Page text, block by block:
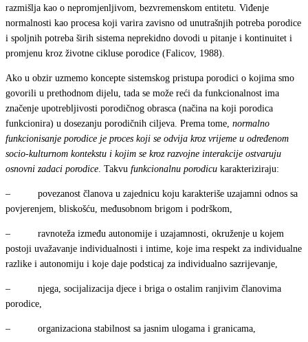
razmišlja kao o nepromjenljivom, bezvremenskom entitetu. Viđenje
normalnosti kao procesa koji varira zavisno od unutrašnjih potreba porodice
i spoljnih potreba širih sistema neprekidno dovodi u pitanje i kontinuitet i
promjenu kroz životne cikluse porodice (Falicov, 1988).
Ako u obzir uzmemo koncepte sistemskog pristupa porodici o kojima smo
govorili u prethodnom dijelu, tada se može reći da funkcionalnost ima
značenje upotrebljivosti porodičnog obrasca (načina na koji porodica
funkcionira) u dosezanju porodičnih ciljeva. Prema tome, normalno
funkcionisanje porodice je proces koji se odvija kroz vrijeme u određenom
socio-kulturnom kontekstu i kojim se kroz razvojne interakcije ostvaruju
osnovni zadaci porodice . Takvu funkcionalnu porodicu karakteriziraju:
– povezanost članova u zajednicu koju karakteriše uzajamni odnos sa
povjerenjem, bliskošću, međusobnom brigom i podrškom,
– ravnoteža između autonomije i uzajamnosti, okruženje u kojem
postoji uvažavanje individualnosti i intime, koje ima respekt za individualne
razlike i autonomiju i koje daje podsticaj za individualno sazrijevanje,
– njega, socijalizacija djece i briga o ostalim ranjivim članovima
porodice,
– organizaciona stabilnost sa jasnim ulogama i granicama,